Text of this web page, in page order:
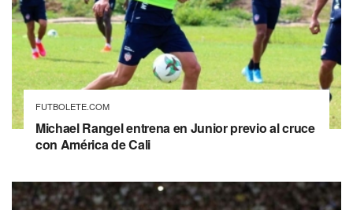
FUTBOLETE.COM
Michael Rangel entrena en Junior previo al cruce
con América de Cali